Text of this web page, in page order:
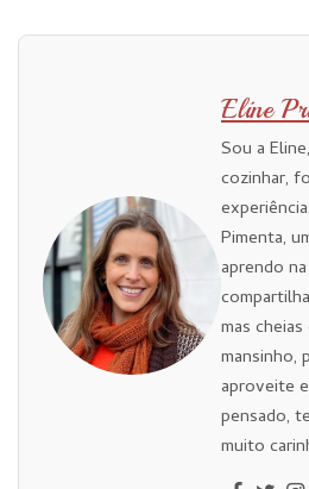
Eline
Sou a
cozinhar,
Pimenta,
aprendo
mas
mansinho,
aproveite
pensado,
muito